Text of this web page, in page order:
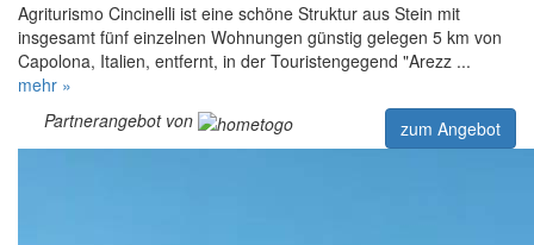
Agriturismo Cincinelli ist eine schöne Struktur aus Stein mit
insgesamt fünf einzelnen Wohnungen günstig gelegen 5 km von
Capolona, Italien, entfernt, in der Touristengegend "Arezz ...
mehr »
Partnerangebot von
zum Angebot